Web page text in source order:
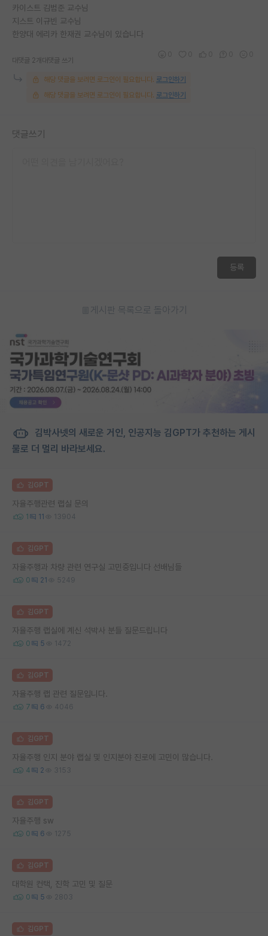
카이스트 김범준 교수님
지스트 이규빈 교수님
한양대 에리카 한재권 교수님이 있습니다
대댓글 2개 대댓글 쓰기
해당 댓글을 보려면 로그인이 필요합니다. 로그인하기
해당 댓글을 보려면 로그인이 필요합니다. 로그인하기
댓글쓰기
등록
게시판 목록으로 돌아가기
김박사넷의 새로운 거인, 인공지능 김GPT가 추천하는 게시
물로 더 멀리 바라보세요.
김GPT
자율주행관련 랩실 문의
1 11 13904
김GPT
자율주행과 차량 관련 연구실 고민중입니다 선배님들
0 21 5249
김GPT
자율주행 랩실에 계신 석박사 분들 질문드립니다
0 5 1472
김GPT
자율주행 랩 관련 질문입니다.
7 6 4046
김GPT
자율주행 인지 분야 랩실 및 인지분야 진로에 고민이 많습니다.
4 2 3153
김GPT
자율주행 sw
0 6 1275
김GPT
대학원 컨택, 진학 고민 및 질문
0 5 2803
김GPT